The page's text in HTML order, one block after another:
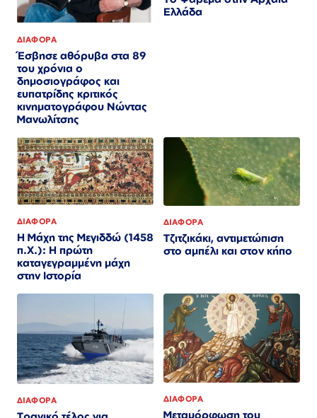
ΔΙΑΦΟΡΑ
Έσβησε αθόρυβα στα 89
του χρόνια ο
δημοσιογράφος και
ευπατρίδης κριτικός
κινηματογράφου Νώντας
Μανωλίτσης
Ελλάδα
ΔΙΑΦΟΡΑ
Η Μάχη της Μεγιδδώ (1458
π.Χ.): Η πρώτη
καταγεγραμμένη μάχη
στην Ιστορία
ΔΙΑΦΟΡΑ
Τζιτζικάκι, αντιμετώπιση
στο αμπέλι και στον κήπο
ΔΙΑΦΟΡΑ ΔΙΑΦΟΡΑ
Μεταμόρφωση του